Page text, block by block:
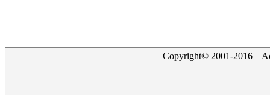
Copyright© 2001-2016 –